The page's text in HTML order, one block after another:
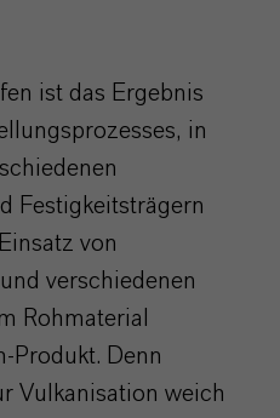
ist das Ergebnis
in
Festigkeitsträgern
von
verschiedenen
Rohmaterial
Produkt. Denn
Vulkanisation weich